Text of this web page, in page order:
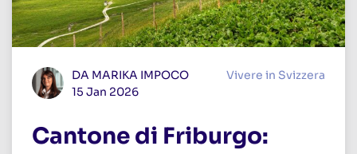
DA MARIKA IMPOCO
15 Jan 2026
Vivere in Svizzera
Cantone di Friburgo: